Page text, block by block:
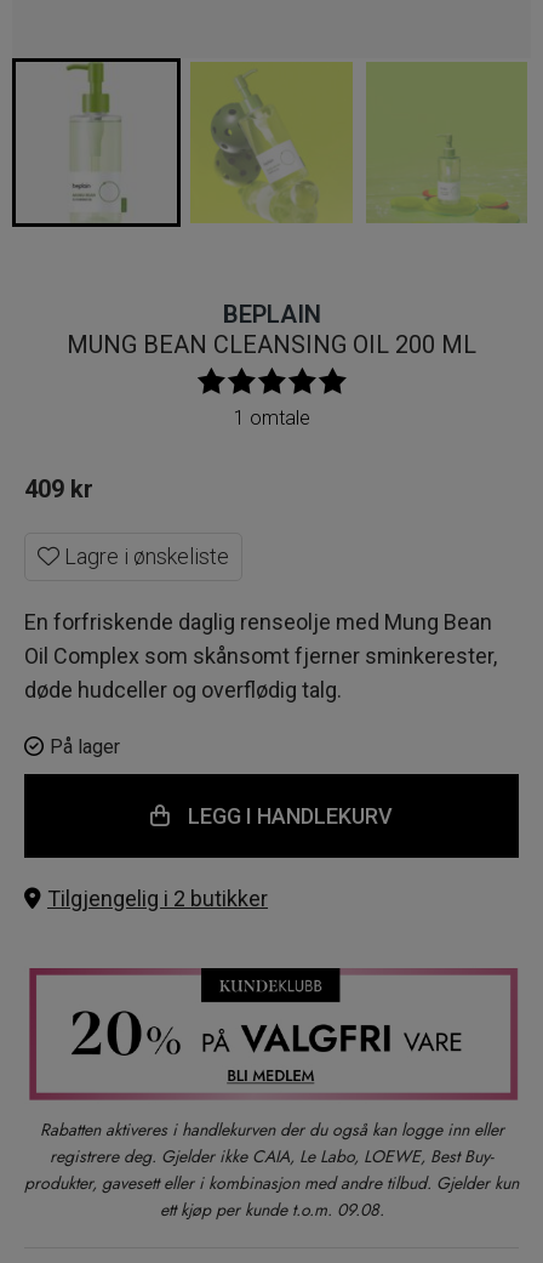
BEPLAIN
MUNG BEAN CLEANSING OIL 200 ML
1 omtale
409 kr
Lagre i ønskeliste
En forfriskende daglig renseolje med Mung Bean
Oil Complex som skånsomt fjerner sminkerester,
døde hudceller og overflødig talg.
På lager
LEGG I HANDLEKURV
Tilgjengelig i 2 butikker
Rabatten aktiveres i handlekurven der du også kan logge inn eller
registrere deg. Gjelder ikke CAIA, Le Labo, LOEWE, Best Buy-
produkter, gavesett eller i kombinasjon med andre tilbud. Gjelder kun
ett kjøp per kunde t.o.m. 09.08.